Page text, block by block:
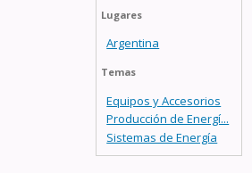
Lugares
Argentina
Temas
Equipos y Accesorios
Producción de Energí...
Sistemas de Energía